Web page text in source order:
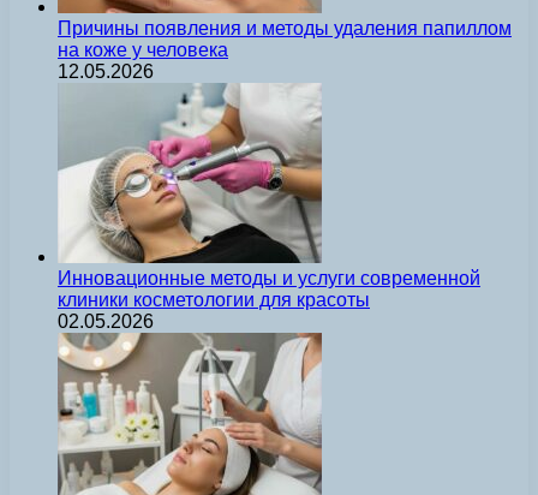
Причины появления и методы удаления папиллом
на коже у человека
12.05.2026
Инновационные методы и услуги современной
клиники косметологии для красоты
02.05.2026